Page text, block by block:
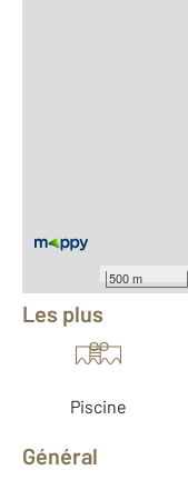
500 m
Équipements
Les plus
Piscine
Général